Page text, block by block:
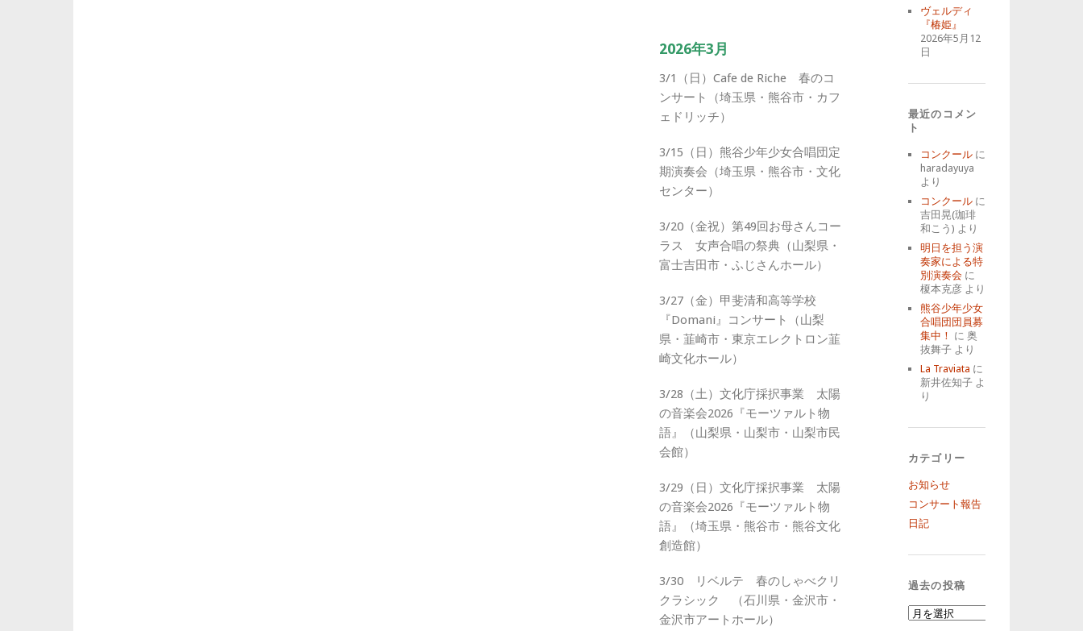
2026年3月
3/1（日）Cafe de Riche 春のコ
ンサート（埼玉県・熊谷市・カフ
ェドリッチ）
3/15（日）熊谷少年少女合唱団定
期演奏会（埼玉県・熊谷市・文化
センター）
3/20（金祝）第49回お母さんコー
ラス 女声合唱の祭典（山梨県・
富士吉田市・ふじさんホール）
3/27（金）甲斐清和高等学校
『Domani』コンサート（山梨
県・韮崎市・東京エレクトロン韮
崎文化ホール）
3/28（土）文化庁採択事業 太陽
の音楽会2026『モーツァルト物
語』（山梨県・山梨市・山梨市民
会館）
3/29（日）文化庁採択事業 太陽
の音楽会2026『モーツァルト物
語』（埼玉県・熊谷市・熊谷文化
創造館）
3/30 リベルテ 春のしゃべクリ
クラシック （石川県・金沢市・
金沢市アートホール）
ヴェルディ
『椿姫』
2026年5月12
日
最近のコメン
ト
コンクールに
haradayuya
より
コンクールに
吉田晃(珈琲
和こう) より
明日を担う演
奏家による特
別演奏会に
榎本克彦より
熊谷少年少女
合唱団団員募
集中！ に 奥
抜舞子より
La Traviata に
新井佐知子よ
り
カテゴリー
お知らせ
コンサート報告
日記
過去の投稿
過
去